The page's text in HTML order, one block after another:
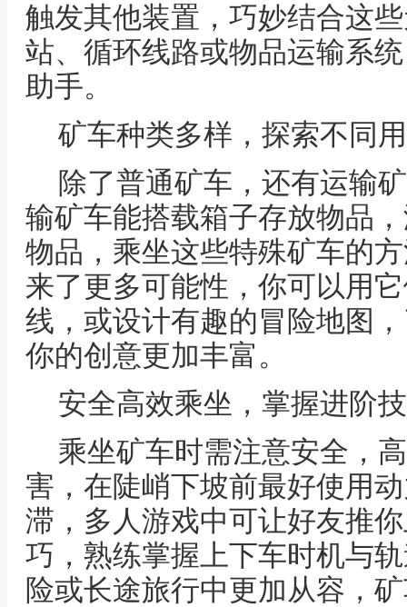
触发其他装置，巧妙结合这
站、循环线路或物品运输系
助手。
矿车种类多样，探索不同
除了普通矿车，还有运输
输矿车能搭载箱子存放物品
物品，乘坐这些特殊矿车的
来了更多可能性，你可以用
线，或设计有趣的冒险地图
你的创意更加丰富。
安全高效乘坐，掌握进阶
乘坐矿车时需注意安全，
害，在陡峭下坡前最好使用
滞，多人游戏中可让好友推
巧，熟练掌握上下车时机与
险或长途旅行中更加从容，